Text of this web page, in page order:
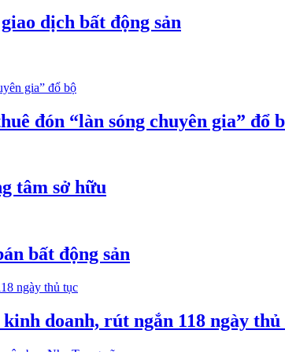
dịch bất động sản
đón “làn sóng chuyên gia” đổ
tâm sở hữu
bất động sản
doanh, rút ngắn 118 ngày thủ